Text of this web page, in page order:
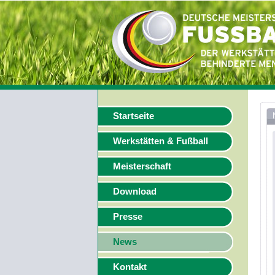
Startseite
Werkstätten & Fußball
Meisterschaft
Download
Presse
News
Kontakt